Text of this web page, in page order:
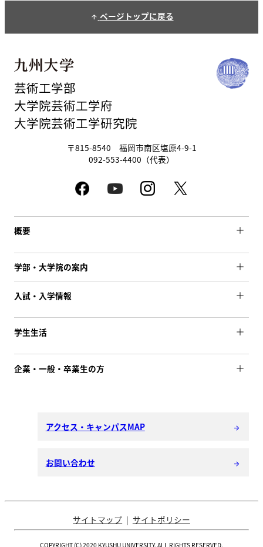
arrow_upward ページトップに戻る
芸術工学部
大学院芸術工学府
大学院芸術工学研究院
〒815-8540 福岡市南区塩原4-9-1
092-553-4400（代表）
概要
学部・大学院の案内
入試・入学情報
学生生活
企業・一般・卒業生の方
アクセス・キャンパスMAP arrow_forward
お問い合わせ arrow_forward
サイトマップ サイトポリシー
COPYRIGHT (C) 2020 KYUSHU UNIVERSITY. ALL RIGHTS RESERVED.